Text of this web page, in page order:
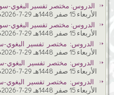
الدروس: مختصر تفسير البغوي-
الأربعاء 15 صفر 1448هـ 29-7-2026م
الدروس: مختصر تفسير البغوي-
الأربعاء 15 صفر 1448هـ 29-7-2026م
الدروس: مختصر تفسير البغوي-
الأربعاء 15 صفر 1448هـ 29-7-2026م
الدروس: مختصر تفسير البغوي-
الأربعاء 15 صفر 1448هـ 29-7-2026م
الدروس: مختصر تفسير البغوي-
الأربعاء 15 صفر 1448هـ 29-7-2026م